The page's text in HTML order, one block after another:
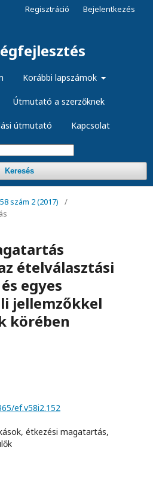
Korábbi lapszámok
Útmutató a szerzőknek
útmutató Kapcsolat
Keresés
Regisztráció Bejelentkezés
szám 2 (2017)
/
ételválasztási
egyes
jellemzőkkel
körében
ef.v58i2.152
étkezési magatartás,